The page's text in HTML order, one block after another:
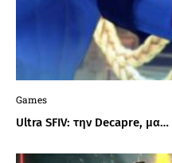
Games
Ultra SFIV: την Decapre,